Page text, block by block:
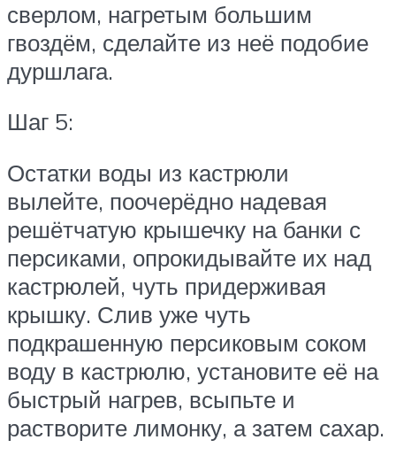
сверлом, нагретым большим
гвоздём, сделайте из неё подобие
дуршлага.
Шаг 5:
Остатки воды из кастрюли
вылейте, поочерёдно надевая
решётчатую крышечку на банки с
персиками, опрокидывайте их над
кастрюлей, чуть придерживая
крышку. Слив уже чуть
подкрашенную персиковым соком
воду в кастрюлю, установите её на
быстрый нагрев, всыпьте и
растворите лимонку, а затем сахар.